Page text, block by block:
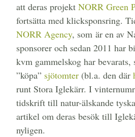
att deras projekt NORR Green
fortsätta med klicksponsring.
NORR Agency, som är en av
sponsorer och sedan 2011 har
kvm gammelskog har bevarats,
”köpa” sjötomter (bl.a. den där
runt Stora Iglekärr. I
tidskrift till natur-älskande
artikel om deras besök till
nyligen.